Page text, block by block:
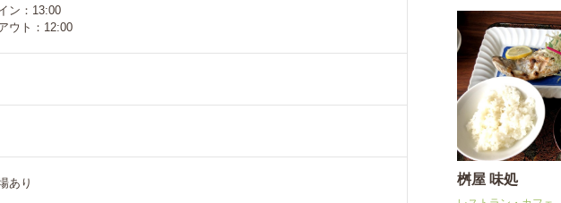
ン：13:00
ウト：12:00
あり 桝屋 味処